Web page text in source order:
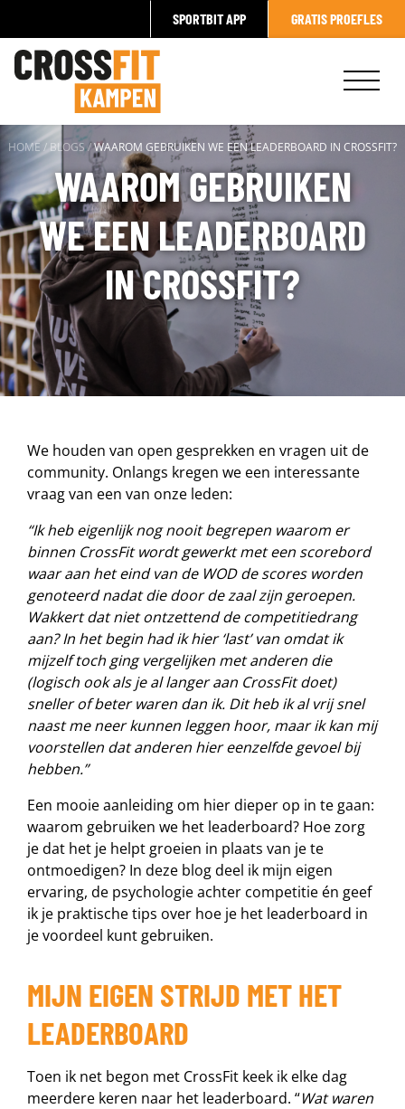
SPORTBIT APP GRATIS PROEFLES
HOME / BLOGS /WAAROM GEBRUIKEN WE EEN LEADERBOARD IN CROSSFIT?
WAAROM GEBRUIKEN
WE EEN LEADERBOARD
IN CROSSFIT?
We houden van open gesprekken en vragen uit de
community. Onlangs kregen we een interessante
vraag van een van onze leden:
“Ik heb eigenlijk nog nooit begrepen waarom er
binnen CrossFit wordt gewerkt met een scorebord
waar aan het eind van de WOD de scores worden
genoteerd nadat die door de zaal zijn geroepen.
Wakkert dat niet ontzettend de competitiedrang
aan? In het begin had ik hier ‘last’ van omdat ik
mijzelf toch ging vergelijken met anderen die
(logisch ook als je al langer aan CrossFit doet)
sneller of beter waren dan ik. Dit heb ik al vrij snel
naast me neer kunnen leggen hoor, maar ik kan mij
voorstellen dat anderen hier eenzelfde gevoel bij
hebben.”
Een mooie aanleiding om hier dieper op in te gaan:
waarom gebruiken we het leaderboard? Hoe zorg
je dat het je helpt groeien in plaats van je te
ontmoedigen? In deze blog deel ik mijn eigen
ervaring, de psychologie achter competitie én geef
ik je praktische tips over hoe je het leaderboard in
je voordeel kunt gebruiken.
MIJN EIGEN STRIJD MET HET
LEADERBOARD
Toen ik net begon met CrossFit keek ik elke dag
meerdere keren naar het leaderboard. “Wat waren